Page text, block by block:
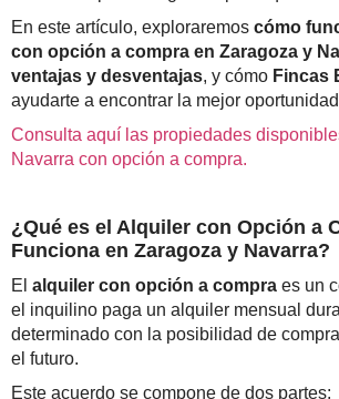
En este artículo, exploraremos cómo
con opción a compra en Zaragoza y
ventajas y desventajas, y cómo Fincas
ayudarte a encontrar la mejor
Consulta aquí las propiedades
Navarra con opción a compra.
¿Qué es el Alquiler con Opción a
Funciona en Zaragoza y Navarra?
El alquiler con opción a compra es un
el inquilino paga un alquiler mensual
determinado con la posibilidad de
el futuro.
Este acuerdo se compone de dos partes: